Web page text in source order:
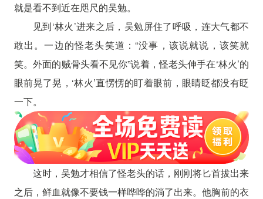
就是看不到近在咫尺的吴勉。
见到‘林火’进来之后，吴勉屏住了呼吸，连大气都不
敢出。一边的怪老头笑道：“没事，该说就说，该笑就
笑。外面的贼骨头看不见你”说着，怪老头伸手在‘林火’的
眼前晃了晃，‘林火’直愣愣的盯着眼前，眼睛眨都没有眨
一下。
这时，吴勉才相信了怪老头的话，刚刚将匕首拔出来
之后，鲜血就像不要钱一样哗哗的淌了出来。他胸前的衣